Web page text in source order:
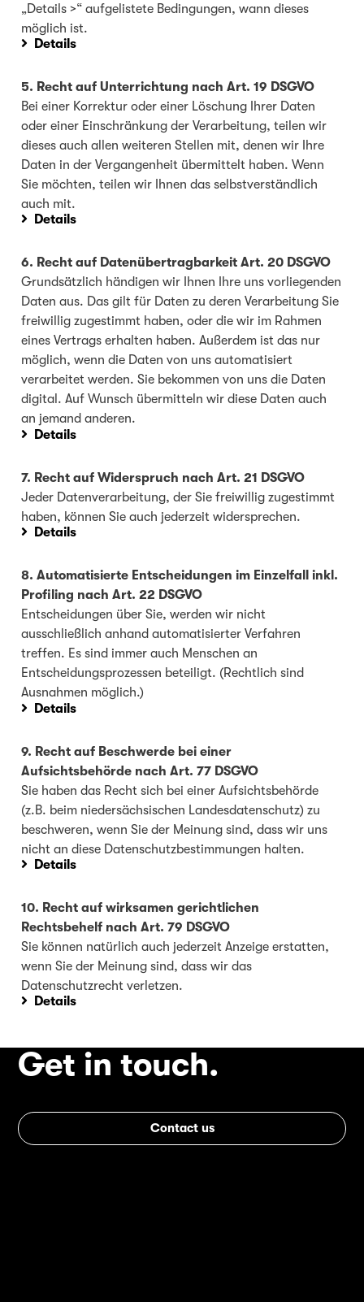
„Details >“ aufgelistete Bedingungen, wann dieses
möglich ist.
Details
5. Recht auf Unterrichtung nach Art. 19 DSGVO
Bei einer Korrektur oder einer Löschung Ihrer Daten
oder einer Einschränkung der Verarbeitung, teilen wir
dieses auch allen weiteren Stellen mit, denen wir Ihre
Daten in der Vergangenheit übermittelt haben. Wenn
Sie möchten, teilen wir Ihnen das selbstverständlich
auch mit.
Details
6. Recht auf Datenübertragbarkeit Art. 20 DSGVO
Grundsätzlich händigen wir Ihnen Ihre uns vorliegenden
Daten aus. Das gilt für Daten zu deren Verarbeitung Sie
freiwillig zugestimmt haben, oder die wir im Rahmen
eines Vertrags erhalten haben. Außerdem ist das nur
möglich, wenn die Daten von uns automatisiert
verarbeitet werden. Sie bekommen von uns die Daten
digital. Auf Wunsch übermitteln wir diese Daten auch
an jemand anderen.
Details
7. Recht auf Widerspruch nach Art. 21 DSGVO
Jeder Datenverarbeitung, der Sie freiwillig zugestimmt
haben, können Sie auch jederzeit widersprechen.
Details
8. Automatisierte Entscheidungen im Einzelfall inkl.
Profiling nach Art. 22 DSGVO
Entscheidungen über Sie, werden wir nicht
ausschließlich anhand automatisierter Verfahren
treffen. Es sind immer auch Menschen an
Entscheidungsprozessen beteiligt. (Rechtlich sind
Ausnahmen möglich.)
Details
9. Recht auf Beschwerde bei einer
Aufsichtsbehörde nach Art. 77 DSGVO
Sie haben das Recht sich bei einer Aufsichtsbehörde
(z.B. beim niedersächsischen Landesdatenschutz) zu
beschweren, wenn Sie der Meinung sind, dass wir uns
nicht an diese Datenschutzbestimmungen halten.
Details
10. Recht auf wirksamen gerichtlichen
Rechtsbehelf nach Art. 79 DSGVO
Sie können natürlich auch jederzeit Anzeige erstatten,
wenn Sie der Meinung sind, dass wir das
Datenschutzrecht verletzen.
Details
Get in touch.
Contact us